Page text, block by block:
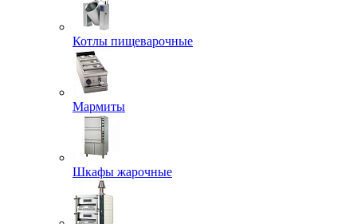
Котлы пищеварочные
Мармиты
Шкафы жарочные